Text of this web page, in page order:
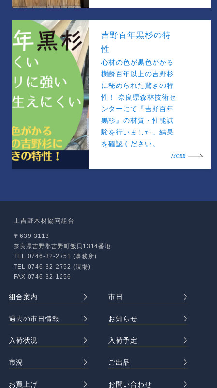
吉野百年黒杉の特
性
心材の色が黒色がかる
樹齢百年以上の吉野杉
に秘められた驚きの特
性！ 奈良県森林技術セ
ンターにて『吉野百年
黒杉』の材質・性能試
験を行いました。結果
を確認ください。
MORE
上吉野木材協同組合
〒639-3113
奈良県吉野郡吉野町飯貝1314番地
TEL 0746-32-2751 (事務所)
TEL 0746-32-2752 (現場)
FAX 0746-32-1256
組合案内 市日
過去の市日情報 お知らせ
入荷状況 入荷予定
市況 ご出品
お買上げ お問い合わせ